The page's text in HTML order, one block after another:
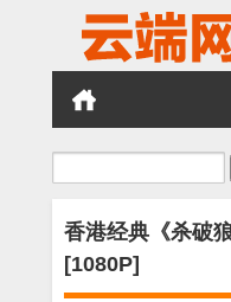
搜
香港经典《杀破
[1080P]